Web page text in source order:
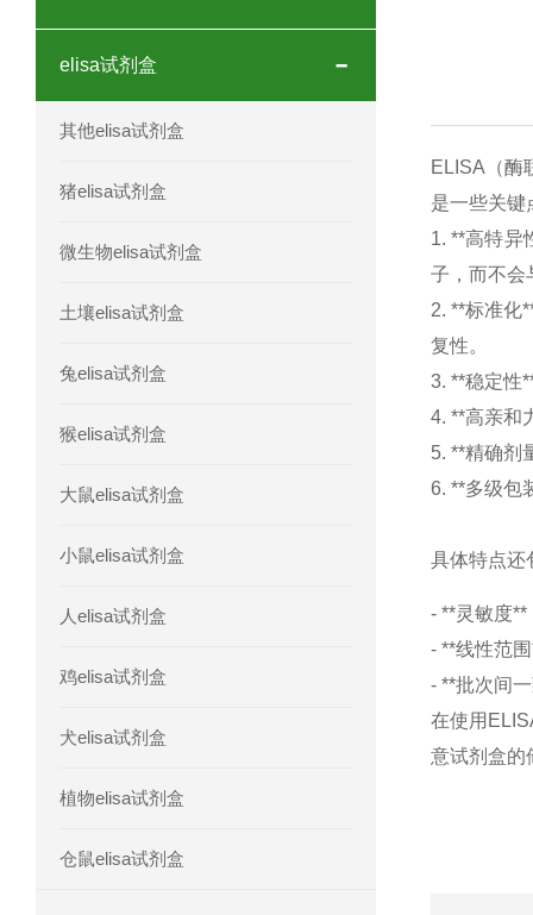
人蓝氏贾第虫(GL)elisa试剂盒厂家直销
人膳食纤维(TDF)elisa试剂盒现货
人疱疹病毒-6型感染(HHV-6)elisa试剂
人囊尾蚴病抗体(CC Ab)elisa试剂盒免
人胰腺衍生因子(PANDER)elisa试剂盒
人髓系细胞触发受体-1(TREM-1)elisa
elisa试剂盒
其他elisa试剂盒
猪elisa试剂盒
微生物elisa试剂盒
土壤elisa试剂盒
兔elisa试剂盒
猴elisa试剂盒
大鼠elisa试剂盒
小鼠elisa试剂盒
人elisa试剂盒
鸡elisa试剂盒
犬elisa试剂盒
植物elisa试剂盒
仓鼠elisa试剂盒
ELISA（酶
是一些关键
1. **高特异
子，而不会
2. **标准化
复性。
3. **稳定性
4. **高亲和
5. **精确剂
6. **多级包
具体特点还
- **灵敏度
- **线性范
- **批次间
在使用
意试剂盒的